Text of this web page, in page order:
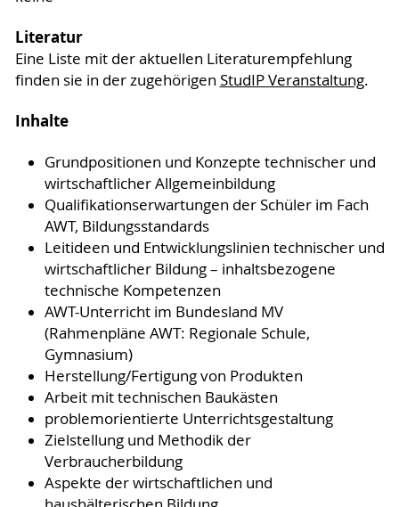
Literatur
Eine Liste mit der aktuellen Literaturempfehlung
finden sie in der zugehörigen StudIP Veranstaltung.
Inhalte
Grundpositionen und Konzepte technischer und
wirtschaftlicher Allgemeinbildung
Qualifikationserwartungen der Schüler im Fach
AWT, Bildungsstandards
Leitideen und Entwicklungslinien technischer und
wirtschaftlicher Bildung – inhaltsbezogene
technische Kompetenzen
AWT-Unterricht im Bundesland MV
(Rahmenpläne AWT: Regionale Schule,
Gymnasium)
Herstellung/Fertigung von Produkten
Arbeit mit technischen Baukästen
problemorientierte Unterrichtsgestaltung
Zielstellung und Methodik der
Verbraucherbildung
Aspekte der wirtschaftlichen und